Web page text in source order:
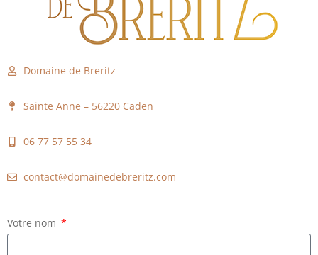
Domaine de Breritz
Sainte Anne – 56220 Caden
06 77 57 55 34
contact@domainedebreritz.com
Votre nom